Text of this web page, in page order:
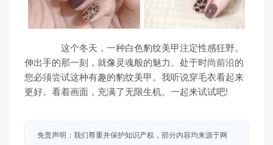
这个冬天，一种白色豹纹美甲注定性感狂野。
伸出手的那一刻，就像灵魂般的魅力。处于时尚前沿的
您必须尝试这种有趣的豹纹美甲。我听说穿毛衣看起来
更好。看着画面，充满了无限生机。一起来试试吧!
免责声明：我们尊重并保护知识产权，部分内容均来源于网